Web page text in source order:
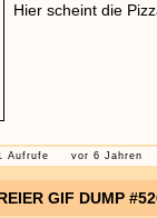
Hier scheint die
Aufrufe vor 6 Jahren
GIF DUMP